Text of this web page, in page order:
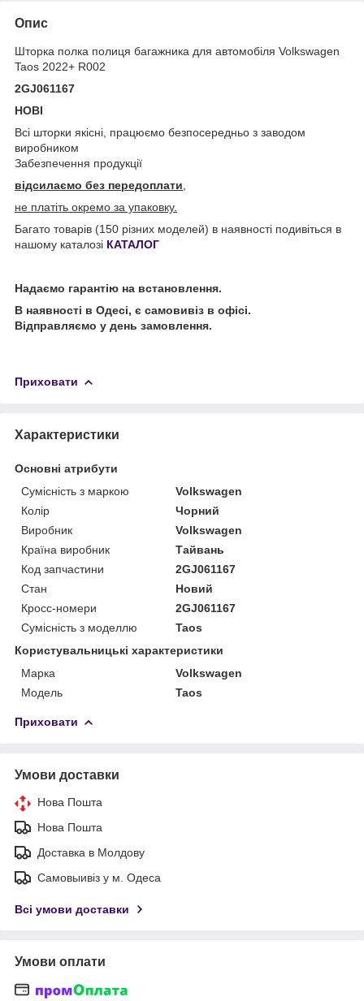
Опис
Шторка полка полиця багажника для автомобіля Volkswagen
Taos 2022+ R002
2GJ061167
НОВІ
Всі шторки якісні, працюємо безпосередньо з заводом
виробником
Забезпечення продукції
відсилаємо без передоплати
не платіть окремо за упаковку.
Багато товарів (150 різних моделей) в наявності подивіться в
нашому каталозі КАТАЛОГ
Надаємо гарантію на встановлення.
В наявності в Одесі, є самовивіз в офісі.
Відправляємо у день замовлення.
Приховати
Характеристики
Основні атрибути
Сумісність з маркою
Volkswagen
Колір
Чорний
Виробник
Volkswagen
Країна виробник
Тайвань
Код запчастини
2GJ061167
Стан
Новий
Кросс-номери
2GJ061167
Сумісність з моделлю
Taos
Користувальницькі характеристики
Марка
Volkswagen
Модель
Taos
Приховати
Умови доставки
Нова Пошта
Нова Пошта
Доставка в Молдову
Самовыивіз у м. Одеса
Всі умови доставки
Умови оплати